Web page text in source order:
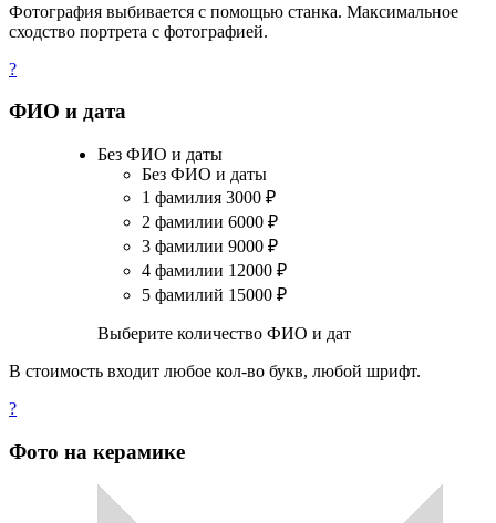
Фотография выбивается с помощью станка. Максимальное
сходство портрета с фотографией.
?
ФИО и дата
Без ФИО и даты
Без ФИО и даты
1 фамилия 3000 ₽
2 фамилии 6000 ₽
3 фамилии 9000 ₽
4 фамилии 12000 ₽
5 фамилий 15000 ₽
Выберите количество ФИО и дат
В стоимость входит любое кол-во букв, любой шрифт.
?
Фото на керамике